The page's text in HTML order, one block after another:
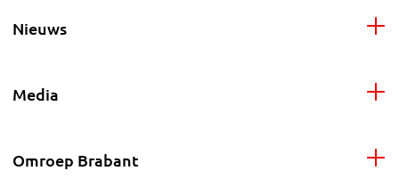
Nieuws
Media
Omroep Brabant